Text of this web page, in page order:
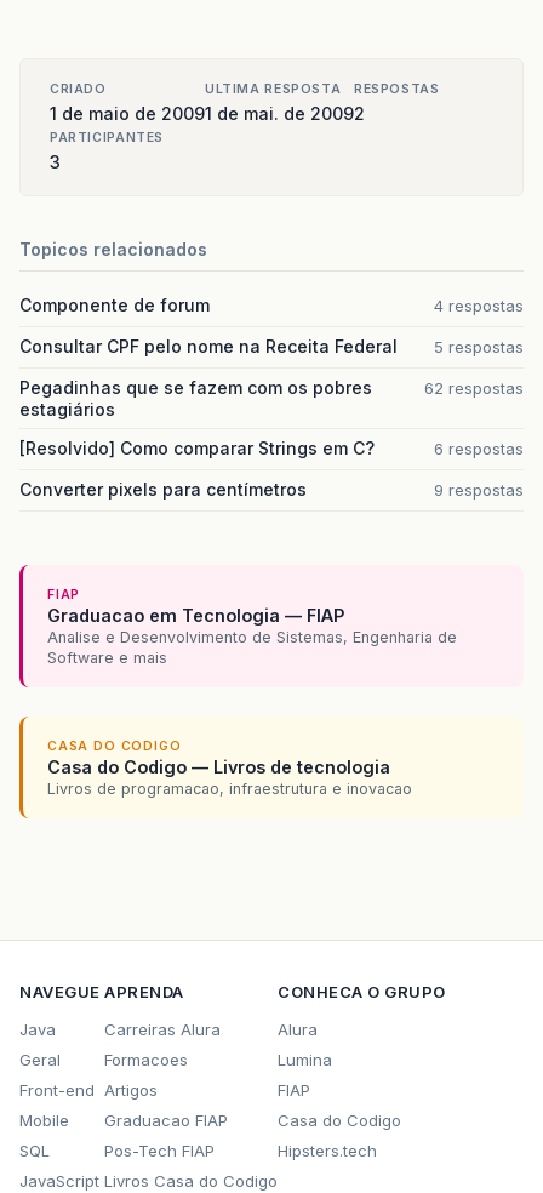
CRIADO
1 de maio de 2009
ULTIMA RESPOSTA
1 de mai. de 2009
RESPOSTAS
2
PARTICIPANTES
3
Topicos relacionados
Componente de forum 4 respostas
Consultar CPF pelo nome na Receita Federal 5 respostas
Pegadinhas que se fazem com os pobres
estagiários
62 respostas
[Resolvido] Como comparar Strings em C? 6 respostas
Converter pixels para centímetros 9 respostas
FIAP
Graduacao em Tecnologia — FIAP
Analise e Desenvolvimento de Sistemas, Engenharia de
Software e mais
CASA DO CODIGO
Casa do Codigo — Livros de tecnologia
Livros de programacao, infraestrutura e inovacao
NAVEGUE
Java
Geral
Front-end
Mobile
SQL
JavaScript
APRENDA
Carreiras Alura
Formacoes
Artigos
Graduacao FIAP
Pos-Tech FIAP
Livros Casa do Codigo
CONHECA O GRUPO
Alura
Lumina
FIAP
Casa do Codigo
Hipsters.tech